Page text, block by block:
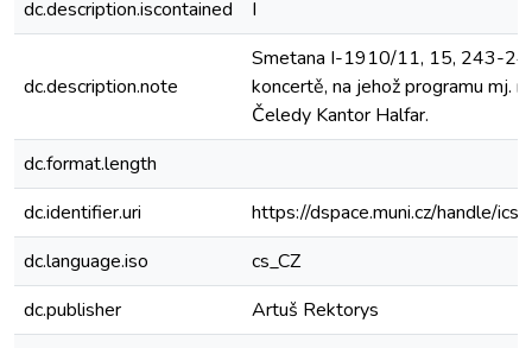
dc.description.iscontained
I
dc.description.note
Smetana I-1910/11, 15, 243-
koncertě, na jehož programu mj.
Čeledy Kantor Halfar.
dc.format.length
dc.identifier.uri
https://dspace.muni.cz/handle/
dc.language.iso
cs_CZ
dc.publisher
Artuš Rektorys